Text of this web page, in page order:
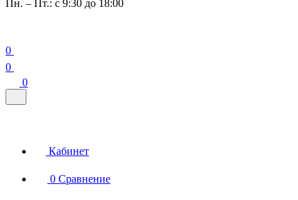
Пн. – Пт.: с 9:30 до 18:00
0
0
0
Кабинет
0 Сравнение